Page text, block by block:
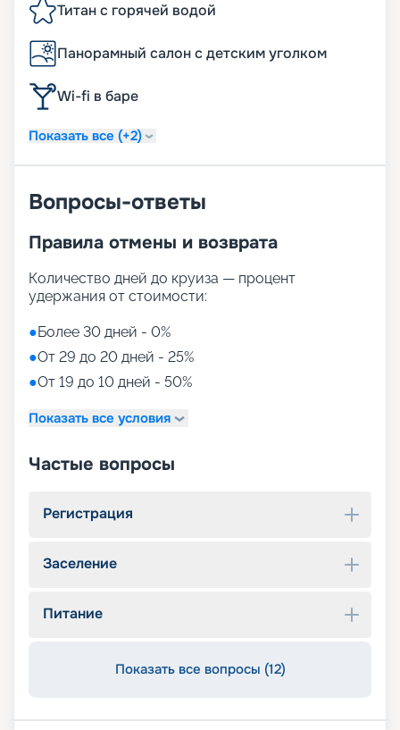
Титан с горячей водой
Панорамный салон с детским уголком
Wi-fi в баре
Показать все (+2)
Вопросы-ответы
Правила отмены и возврата
Количество дней до круиза — процент
удержания от стоимости:
●Более 30 дней - 0%
●От 29 до 20 дней - 25%
●От 19 до 10 дней - 50%
Показать все условия
Частые вопросы
Регистрация
Заселение
Питание
Показать все вопросы (12)